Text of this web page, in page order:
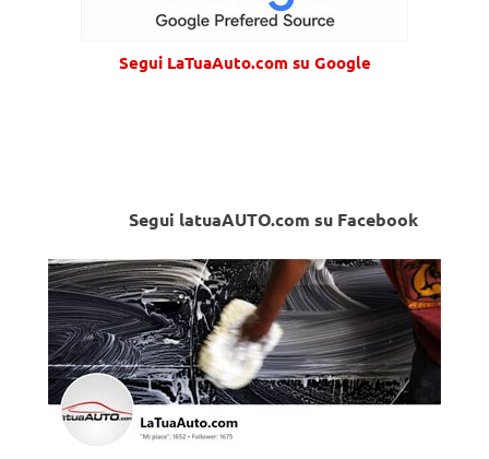
Segui LaTuaAuto.com su Google
Segui latuaAUTO.com su Facebook